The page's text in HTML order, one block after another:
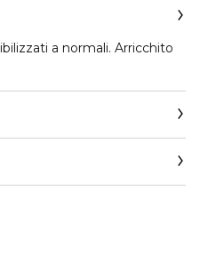
a normali. Arricchito